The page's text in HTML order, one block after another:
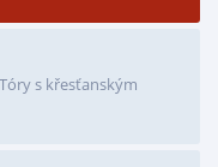
s křesťanským